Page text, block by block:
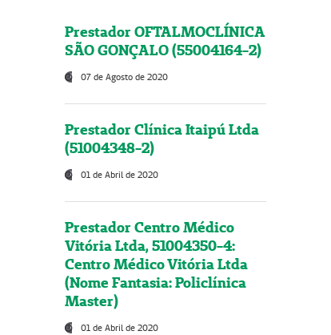
Prestador OFTALMOCLÍNICA
SÃO GONÇALO (55004164-2)
07 de Agosto de 2020
Prestador Clínica Itaipú Ltda
(51004348-2)
01 de Abril de 2020
Prestador Centro Médico
Vitória Ltda, 51004350-4:
Centro Médico Vitória Ltda
(Nome Fantasia: Policlínica
Master)
01 de Abril de 2020